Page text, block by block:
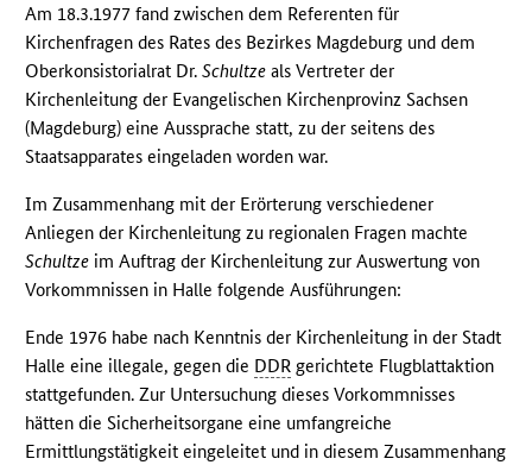
Am 18.3.1977 fand zwischen dem Referenten für
Kirchenfragen des Rates des Bezirkes Magdeburg und dem
Oberkonsistorialrat Dr.Schultze als Vertreter der
Kirchenleitung der Evangelischen Kirchenprovinz Sachsen
(Magdeburg) eine Aussprache statt, zu der seitens des
Staatsapparates eingeladen worden war.
Im Zusammenhang mit der Erörterung verschiedener
Anliegen der Kirchenleitung zu regionalen Fragen machte
Schultze im Auftrag der Kirchenleitung zur Auswertung von
Vorkommnissen in Halle folgende Ausführungen:
Ende 1976 habe nach Kenntnis der Kirchenleitung in der Stadt
Halle eine illegale, gegen die DDR gerichtete Flugblattaktion
stattgefunden. Zur Untersuchung dieses Vorkommnisses
hätten die Sicherheitsorgane eine umfangreiche
Ermittlungstätigkeit eingeleitet und in diesem Zusammenhang